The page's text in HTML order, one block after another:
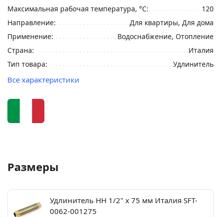
Максимальная рабочая температура, °С:
120
Направление:
Для квартиры, Для дома
Применение:
Водоснабжение, Отопление
Страна:
Италия
Тип товара:
Удлинитель
Все характеристики
Размеры
Удлинитель НН 1/2" x 75 мм Италия SFT-
0062-001275